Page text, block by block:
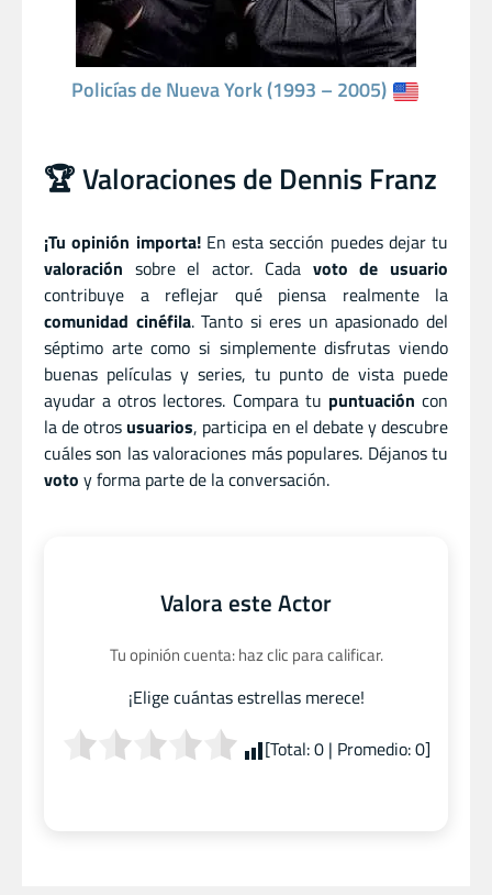
Policías de Nueva York (1993 – 2005)
🏆 Valoraciones de Dennis Franz
¡Tu opinión importa!En esta sección puedes dejar tu
valoración sobre el actor. Cada voto de usuario
contribuye a reflejar qué piensa realmente la
comunidad cinéfila. Tanto si eres un apasionado del
séptimo arte como si simplemente disfrutas viendo
buenas películas y series, tu punto de vista puede
ayudar a otros lectores. Compara tu puntuación con
la de otros usuarios, participa en el debate y descubre
cuáles son las valoraciones más populares. Déjanos tu
voto y forma parte de la conversación.
Valora este Actor
Tu opinión cuenta: haz clic para calificar.
¡Elige cuántas estrellas merece!
[Total:0| Promedio:0]